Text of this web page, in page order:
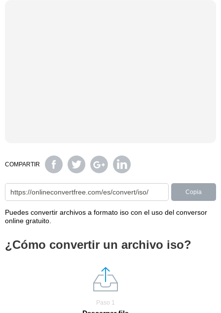
COMPARTIR
Copia
Puedes convertir archivos a formato iso con el uso del conversor
online gratuito.
¿Cómo convertir un archivo iso?
Paso 1